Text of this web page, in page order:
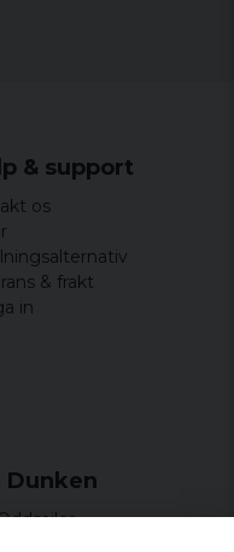
& support
os
& frakt
in
Dunken